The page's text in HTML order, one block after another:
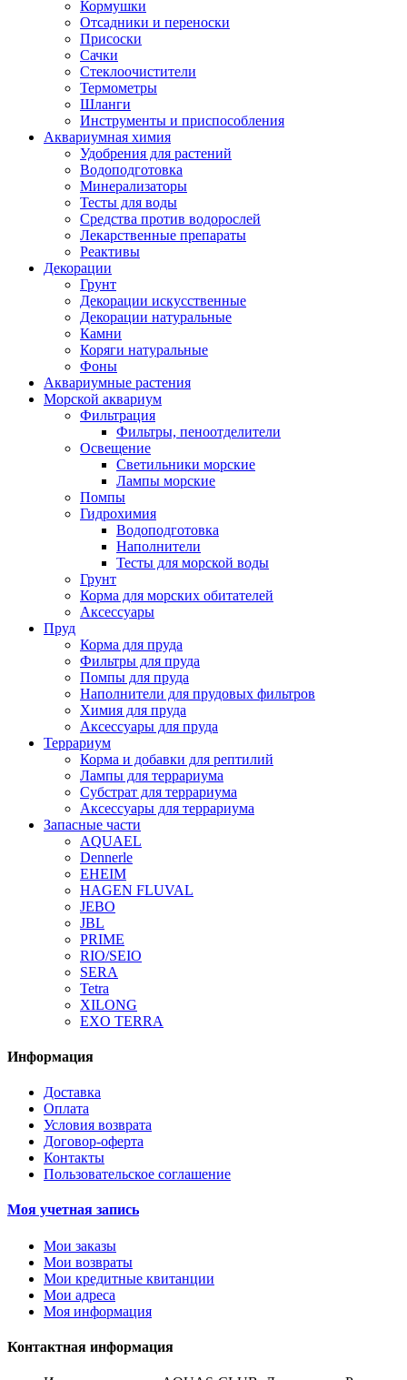
Кормушки
Отсадники и переноски
Присоски
Сачки
Стеклоочистители
Термометры
Шланги
Инструменты и приспособления
Аквариумная химия
Удобрения для растений
Водоподготовка
Минерализаторы
Тесты для воды
Средства против водорослей
Лекарственные препараты
Реактивы
Декорации
Грунт
Декорации искусственные
Декорации натуральные
Камни
Коряги натуральные
Фоны
Аквариумные растения
Морской аквариум
Фильтрация
Фильтры, пеноотделители
Освещение
Светильники морские
Лампы морские
Помпы
Гидрохимия
Водоподготовка
Наполнители
Тесты для морской воды
Грунт
Корма для морских обитателей
Аксессуары
Пруд
Корма для пруда
Фильтры для пруда
Помпы для пруда
Наполнители для прудовых фильтров
Химия для пруда
Аксессуары для пруда
Террариум
Корма и добавки для рептилий
Лампы для террариума
Субстрат для террариума
Аксессуары для террариума
Запасные части
AQUAEL
Dennerle
EHEIM
HAGEN FLUVAL
JEBO
JBL
PRIME
RIO/SEIO
SERA
Tetra
XILONG
EXO TERRA
Информация
Доставка
Оплата
Условия возврата
Договор-оферта
Контакты
Пользовательское соглашение
Моя учетная запись
Мои заказы
Мои возвраты
Мои кредитные квитанции
Мои адреса
Моя информация
Контактная информация